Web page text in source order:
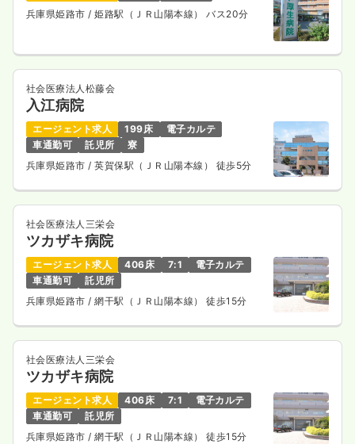
兵庫県姫路市 / 姫路駅（ＪＲ山陽本線） バス20分
社会医療法人松藤会
入江病院
エージェント求人 199床
電子カルテ
車通勤可
託児所
寮
兵庫県姫路市/ 英賀保駅（ＪＲ山陽本線） 徒歩5分
社会医療法人三栄会
ツカザキ病院
エージェント求人 406床 7:1
電子カルテ
車通勤可
託児所
兵庫県姫路市/ 網干駅（ＪＲ山陽本線） 徒歩15分
社会医療法人三栄会
ツカザキ病院
エージェント求人 406床 7:1
電子カルテ
車通勤可
託児所
兵庫県姫路市/ 網干駅（ＪＲ山陽本線） 徒歩15分